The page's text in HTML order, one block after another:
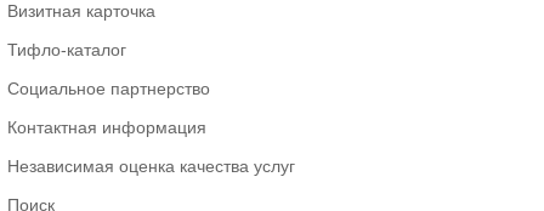
Визитная карточка
Тифло-каталог
Социальное партнерство
Контактная информация
Независимая оценка качества услуг
Поиск